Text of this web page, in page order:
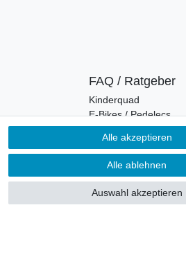
FAQ / Ratgeber
Kinderquad
E-Bikes / Pedelecs
Dirt Bike & Pocketbike
Quad & ATV
Alle akzeptieren
Alle ablehnen
Auswahl akzeptieren